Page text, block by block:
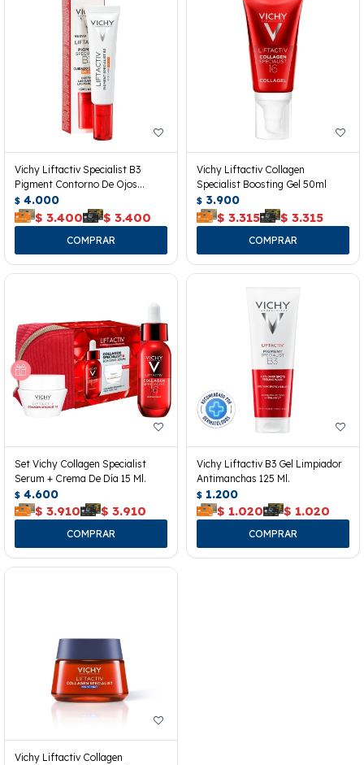
Vichy Liftactiv Specialist B3
Pigment Contorno De Ojos
Spf50+
$ 4.000
$ 3.400 $ 3.400
Vichy Liftactiv Collagen
Specialist Boosting Gel 50ml
$ 3.900
$ 3.315 $ 3.315
Set Vichy Collagen Specialist
Serum + Crema De Día 15 Ml.
$ 4.600
$ 3.910 $ 3.910
Vichy Liftactiv B3 Gel Limpiador
Antimanchas 125 Ml.
$ 1.200
$ 1.020 $ 1.020
Vichy Liftactiv Collagen